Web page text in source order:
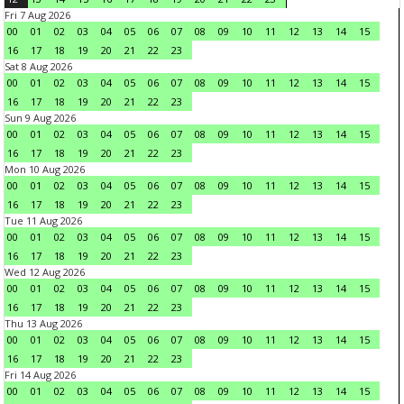
Fri 7 Aug 2026
00
01 02 03 04 05 06 07 08 09 10 11 12 13 14
15
16
17 18 19 20 21 22
23
Sat 8 Aug 2026
00
01 02 03 04 05 06 07 08 09 10 11 12 13 14
15
16
17 18 19 20 21 22
23
Sun 9 Aug 2026
00
01 02 03 04 05 06 07 08 09 10 11 12 13 14
15
16
17 18 19 20 21 22
23
Mon 10 Aug 2026
00
01 02 03 04 05 06 07 08 09 10 11 12 13 14
15
16
17 18 19 20 21 22
23
Tue 11 Aug 2026
00
01 02 03 04 05 06 07 08 09 10 11 12 13 14
15
16
17 18 19 20 21 22
23
Wed 12 Aug 2026
00
01 02 03 04 05 06 07 08 09 10 11 12 13 14
15
16
17 18 19 20 21 22
23
Thu 13 Aug 2026
00
01 02 03 04 05 06 07 08 09 10 11 12 13 14
15
16
17 18 19 20 21 22
23
Fri 14 Aug 2026
00
01 02 03 04 05 06 07 08 09 10 11 12 13 14
15